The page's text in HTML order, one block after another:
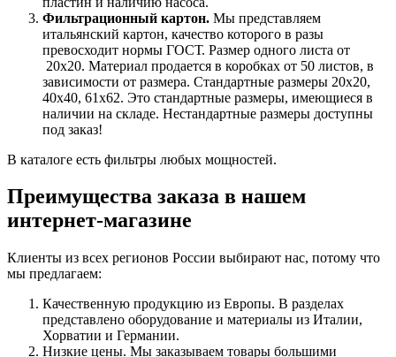
Фильтрационный картон. Мы представляем
итальянский картон, качество которого в разы
превосходит нормы ГОСТ. Размер одного листа от
20х20. Материал продается в коробках от 50 листов, в
зависимости от размера. Стандартные размеры 20х20,
40х40, 61х62. Это стандартные размеры, имеющиеся в
наличии на складе. Нестандартные размеры доступны
под заказ!
В каталоге есть фильтры любых мощностей.
Преимущества заказа в нашем
интернет-магазине
Клиенты из всех регионов России выбирают нас, потому что
мы предлагаем:
Качественную продукцию из Европы. В разделах
представлено оборудование и материалы из Италии,
Хорватии и Германии.
Низкие цены. Мы заказываем товары большими